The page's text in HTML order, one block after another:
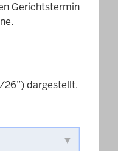
Gerichtstermin
26”) dargestellt.